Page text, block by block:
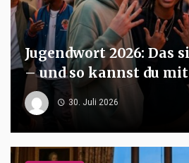
Jugendwort 2026: Das
– und so kannst du
30. Juli 2026